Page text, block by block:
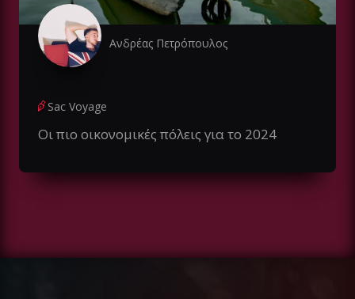
Ανδρέας Πετρόπουλος
Sac Voyage
Οι πιο οικονομικές πόλεις για το 2024